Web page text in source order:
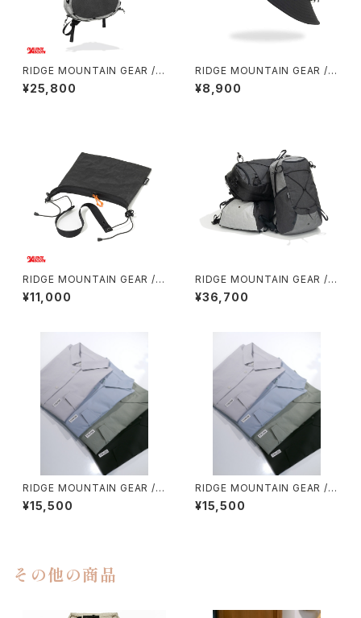
RIDGE MOUNTAIN GEAR / S
ASH PACK
¥25,800
RIDGE MOUNTAIN GEAR / S
HADE CAP
¥8,900
RIDGE MOUNTAIN GEAR / S
ACOCHE
¥11,000
RIDGE MOUNTAIN GEAR /
ONE MILE TRIM
¥36,700
RIDGE MOUNTAIN GEAR / B
ASIC SHORT SLEEVE SHIR
T（WOMEN）
¥15,500
RIDGE MOUNTAIN GEAR / B
ASIC SHORT SLEEVE SHIR
T（MEN）
¥15,500
その他の商品